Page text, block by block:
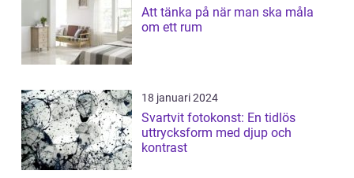
Att tänka på när man ska måla
om ett rum
18 januari 2024
Svartvit fotokonst: En tidlös
uttrycksform med djup och
kontrast